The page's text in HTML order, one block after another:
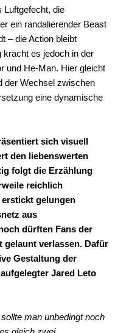
Luftgefecht, die
ein randalierender Beast
– die Action bleibt
es jedoch in der
und He-Man. Hier gleicht
der Wechsel zwischen
eine dynamische
sich visuell
den liebenswerten
folgt die Erzählung
reichlich
erstickt gelungen
aus
dürften Fans der
gelaunt verlassen. Dafür
Gestaltung der
Jared Leto
man unbedingt noch